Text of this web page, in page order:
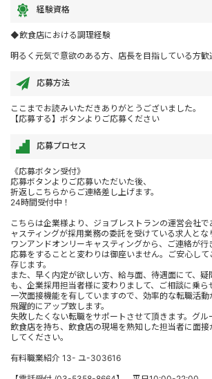
経験資格
◆飲食店における調理経験
明るく元気で意欲のある方、店長を目指している方歓
応募方法
ここまでお読みいただきありがとうございました。
【応募する】ボタンよりご応募ください
応募プロセス
《応募ボタン受付》
応募ボタンよりご応募いただいた後、
折返しこちらからご連絡差し上げます。
24時間受付中！
こちらは企業様より、ジョブレストランの運営会社
ャスティングが採用業務の委託を受けている求人とな
ワンアンドオンリーキャスティングから、ご連絡が
応募をすることと変わりは御座いません。ご安心して
存じます。
また、早く内定が欲しい方、給与面、待遇面にて、
も、企業採用担当者様に変わりまして、ご相談に乗ら
一次面接機能を有していますので、効率的な転職活動
飛躍的にアップ致します。
失敗したくない転職をサポートさせて頂きます。グ
飲食店を持ち、飲食店の現場を熟知した担当者に面
してください。
有料職業紹介 13- ユ-303616